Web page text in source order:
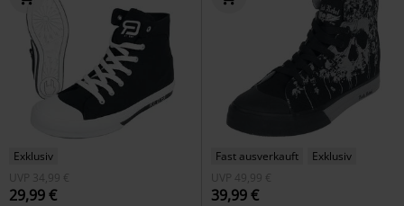
Exklusiv
UVP
34,99 €
29,99 €
Fast ausverkauft
Exklusiv
UVP
49,99 €
39,99 €